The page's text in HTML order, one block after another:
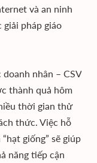
và an ninh
giải pháp giáo
nhân – CSV
thành quả hôm
thời gian thử
thức. Việc hỗ
giống” sẽ giúp
năng tiếp cận